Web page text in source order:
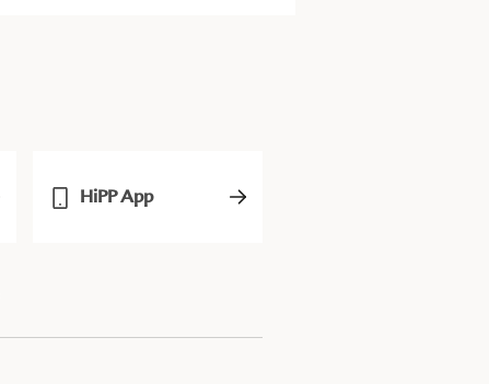
HiPP App